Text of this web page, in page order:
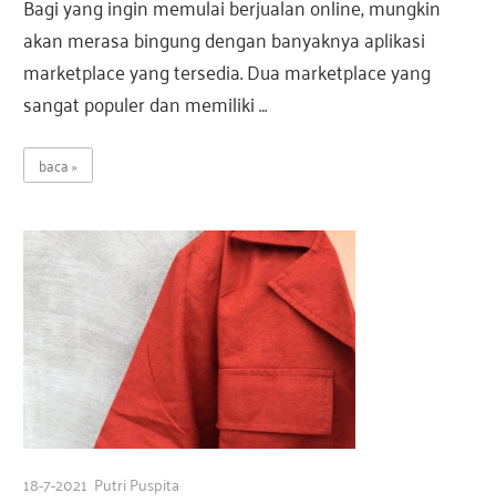
akan merasa bingung dengan banyaknya aplikasi
marketplace yang tersedia. Dua marketplace yang
sangat populer dan memiliki …
baca
18-7-2021 Putri Puspita